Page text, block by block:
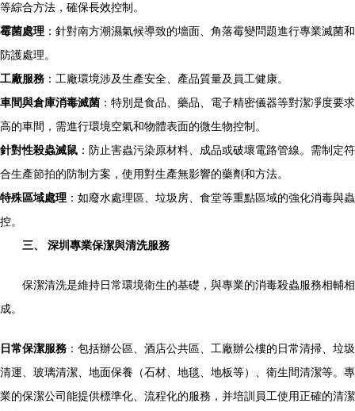
等綜合方法，確保長效控制。
霉菌處理 ：針對南方潮濕氣候導致的墻面、角落霉變問題進行專業滅菌和
防護處理。
工廠服務 ：工廠環境涉及生產安全、產品質量及員工健康。
車間與倉庫消毒滅菌 ：特別是食品、藥品、電子精密儀器等對潔凈度要求
高的車間，需進行環境空氣和物體表面的微生物控制。
針對性殺蟲滅鼠 ：防止害蟲污染原材料、成品或破壞電路管線。需制定符
合生產節拍的防制方案，使用對生產無影響的藥劑和方法。
特殊區域處理 ：如廢水處理區、垃圾房、食堂等重點區域的強化消毒與蟲
控。
三、 深圳專業保潔與清洗服務
保潔清洗是維持日常環境衛生的基礎，與專業的消毒殺蟲服務相輔相
成。
日常保潔服務 ：包括辦公區、酒店公共區、工廠辦公樓的日常清掃、垃圾
清運、玻璃清潔、地面保養（石材、地毯、地板等）、衛生間清潔等。專
業的保潔公司能提供標準化、流程化的服務，并培訓員工使用正確的清潔